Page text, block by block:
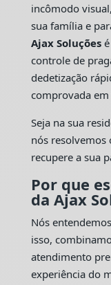
incômodo
sua família e
Ajax Soluçõesé
controle de
dedetização
comprovada em
Seja na sua
nós resolvemos
recupere a sua
Por que
da Ajax
Nós
isso,
atendimento
experiência do